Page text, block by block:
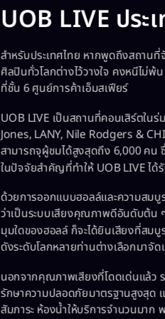
UOB LIVE ประ
สำหรับประเทศไทย หากพูดถึงสถาน
ศิลปินทั่วโลกต่างไว้วางใจ คงหนีไม่พ้
ที่ชั้น 6 ศูนย์การค้าเอ็มสเฟียร์
UOB LIVE เป็นสถานที่คอนเสิร์ตใน
Jones, LANY, Nile Rodgers &
สามารถจุผู้ชมได้สูงสุดถึง 6,000 คน
ในปัจจัยสำคัญที่ทำให้ UOB LIVE ไ
ด้วยการออกแบบฮอลล์และความสม
ว่าเป็นระบบเสียงคุณภาพดีอันดับต้น
มุมใดของฮอลล์ ก็จะได้ยินเสียงที่สม
ดังระดับโลกหลายท่านต่างเลือกมาจั
นอกจากคุณภาพเสียงที่โดดเด่นแล้ว
รักษาความปลอดภัยมาตรฐานสูงสุด
สัมภาระ ห้องน้ำให้บริการจำนวนมา